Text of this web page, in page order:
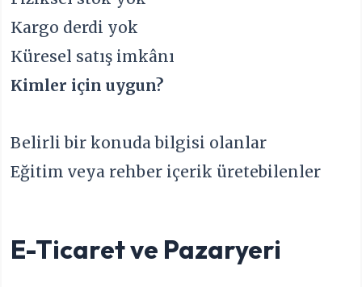
Kargo derdi yok
Küresel satış imkânı
Kimler için uygun?
Belirli bir konuda bilgisi olanlar
Eğitim veya rehber içerik üretebilenler
E-Ticaret ve Pazaryeri